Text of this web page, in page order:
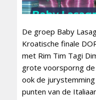
De groep Baby
Kroatische finale
met Rim Tim Tagi
grote voorsporng
ook de
punten van de